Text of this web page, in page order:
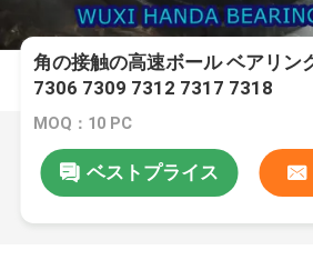
角の接触の高速ボール ベアリン
7306 7309 7312 7317 7318
MOQ：10 PC
ベストプライス